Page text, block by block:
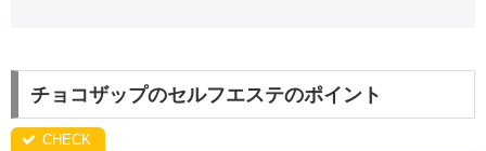
チョコザップのセルフエステのポイント